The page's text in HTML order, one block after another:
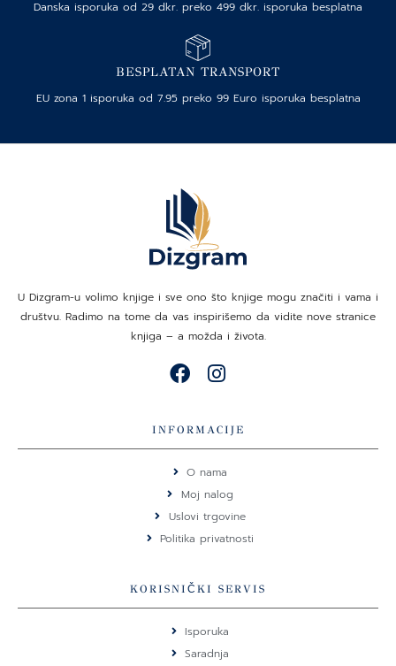
Danska isporuka od 29 dkr. preko 499 dkr. isporuka besplatna
BESPLATAN TRANSPORT
EU zona 1 isporuka od 7.95 preko 99 Euro isporuka besplatna
U Dizgram-u volimo knjige i sve ono što knjige mogu značiti i vama i
društvu. Radimo na tome da vas inspirišemo da vidite nove stranice
knjiga – a možda i života.
F
e
b
o
o
k
I
t
a
g
r
a
m
INFORMACIJE
O nama
Moj nalog
Uslovi trgovine
Politika privatnosti
KORISNIČKI SERVIS
Isporuka
Saradnja